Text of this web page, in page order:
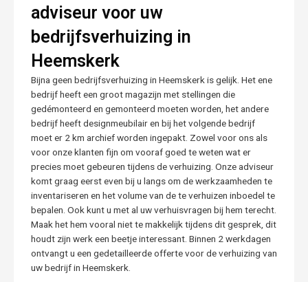
adviseur voor uw
bedrijfsverhuizing in
Heemskerk
Bijna geen bedrijfsverhuizing in Heemskerk is gelijk. Het ene
bedrijf heeft een groot magazijn met stellingen die
gedémonteerd en gemonteerd moeten worden, het andere
bedrijf heeft designmeubilair en bij het volgende bedrijf
moet er 2 km archief worden ingepakt. Zowel voor ons als
voor onze klanten fijn om vooraf goed te weten wat er
precies moet gebeuren tijdens de verhuizing. Onze adviseur
komt graag eerst even bij u langs om de werkzaamheden te
inventariseren en het volume van de te verhuizen inboedel te
bepalen. Ook kunt u met al uw verhuisvragen bij hem terecht.
Maak het hem vooral niet te makkelijk tijdens dit gesprek, dit
houdt zijn werk een beetje interessant. Binnen 2 werkdagen
ontvangt u een gedetailleerde offerte voor de verhuizing van
uw bedrijf in Heemskerk.